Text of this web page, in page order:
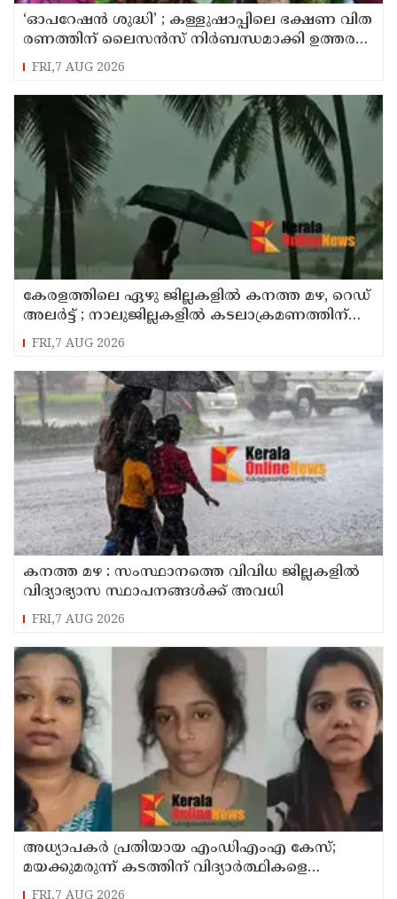
‘ഓ​പ​റേ​ഷ​ൻ ശു​ദ്ധി’ ; ക​ള്ളു​ഷാ​പ്പി​ലെ ഭ​ക്ഷ​ണ വി​ത​
ര​ണ​ത്തി​ന് ലൈ​സ​ൻ​സ് നി​ർ​ബ​ന്ധ​മാ​ക്കി ഉ​ത്ത​ര​വി​
റ​ക്കി എ​ക്​​സൈ​സ്​ വ​കു​പ്പ്​
FRI,7 AUG 2026
കേരളത്തിലെ ഏഴു ജില്ലകളിൽ കനത്ത മഴ, റെഡ്
അലർട്ട് ; നാലുജില്ലകളിൽ കടലാക്രമണത്തിന്
സാധ്യത
FRI,7 AUG 2026
കനത്ത മഴ : സംസ്ഥാനത്തെ വിവിധ ജില്ലകളിൽ
വിദ്യാഭ്യാസ സ്ഥാപനങ്ങൾക്ക് അവധി
FRI,7 AUG 2026
അധ്യാപകര്‍ പ്രതിയായ എംഡിഎംഎ കേസ്;
മയക്കുമരുന്ന് കടത്തിന് വിദ്യാര്‍ത്ഥികളെ
ഉപയോഗിച്ചോ എന്ന് സംശയം